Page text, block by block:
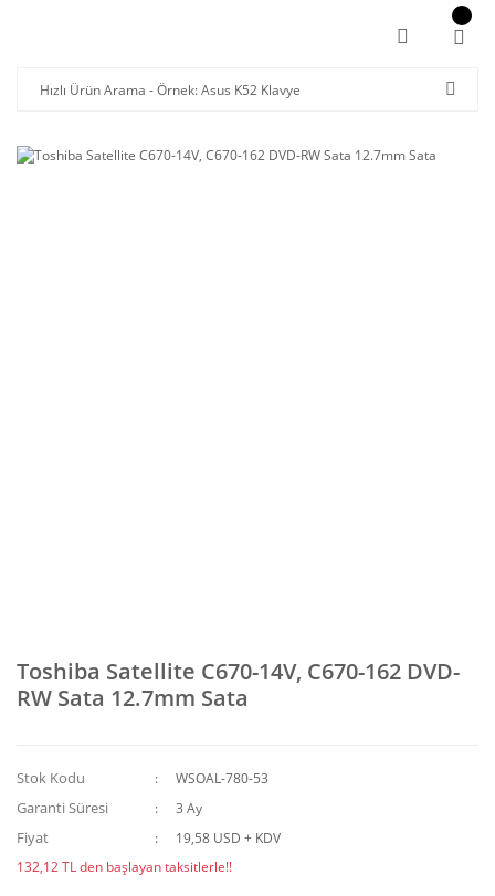
Toshiba Satellite C670-14V, C670-162 DVD-
RW Sata 12.7mm Sata
Stok Kodu WSOAL-780-53
Garanti Süresi 3 Ay
Fiyat
19,58 USD + KDV
132,12 TL den başlayan taksitlerle!!